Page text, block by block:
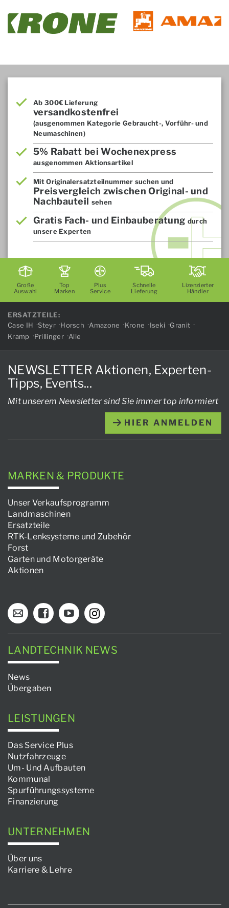
Ab 300€ Lieferung
versandkostenfrei
(ausgenommen Kategorie Gebraucht-, Vorführ- und
Neumaschinen)
5% Rabatt bei Wochenexpress
ausgenommen Aktionsartikel
Mit Originalersatzteilnummer suchen und
Preisvergleich zwischen Original- und
Nachbauteil sehen
Gratis Fach- und Einbauberatung durch
unsere Experten
Große
Auswahl
Top
Marken
Plus
Service
Schnelle
Lieferung
Lizenzierter
Händler
ERSATZTEILE:
Case IH
Steyr Horsch Amazone Krone Iseki
Granit
Kramp
Prillinger Alle
NEWSLETTER Aktionen, Experten-
Tipps, Events...
Mit unserem Newsletter sind Sie immer top informiert
HIER ANMELDEN
MARKEN & PRODUKTE
Unser Verkaufsprogramm
Landmaschinen
Ersatzteile
RTK-Lenksysteme und Zubehör
Forst
Garten und Motorgeräte
Aktionen
LANDTECHNIK NEWS
News
Übergaben
LEISTUNGEN
Das Service Plus
Nutzfahrzeuge
Um- Und Aufbauten
Kommunal
Spurführungssysteme
Finanzierung
UNTERNEHMEN
Über uns
Karriere & Lehre